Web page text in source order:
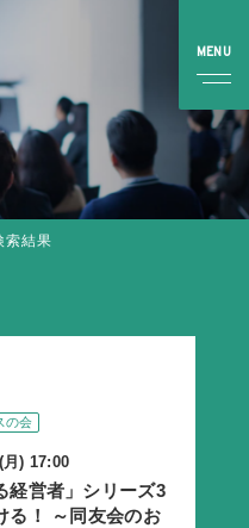
調査・資料・提言
索結果
の会
) 17:00
経営者」シリーズ3
る！ ～同友会のお